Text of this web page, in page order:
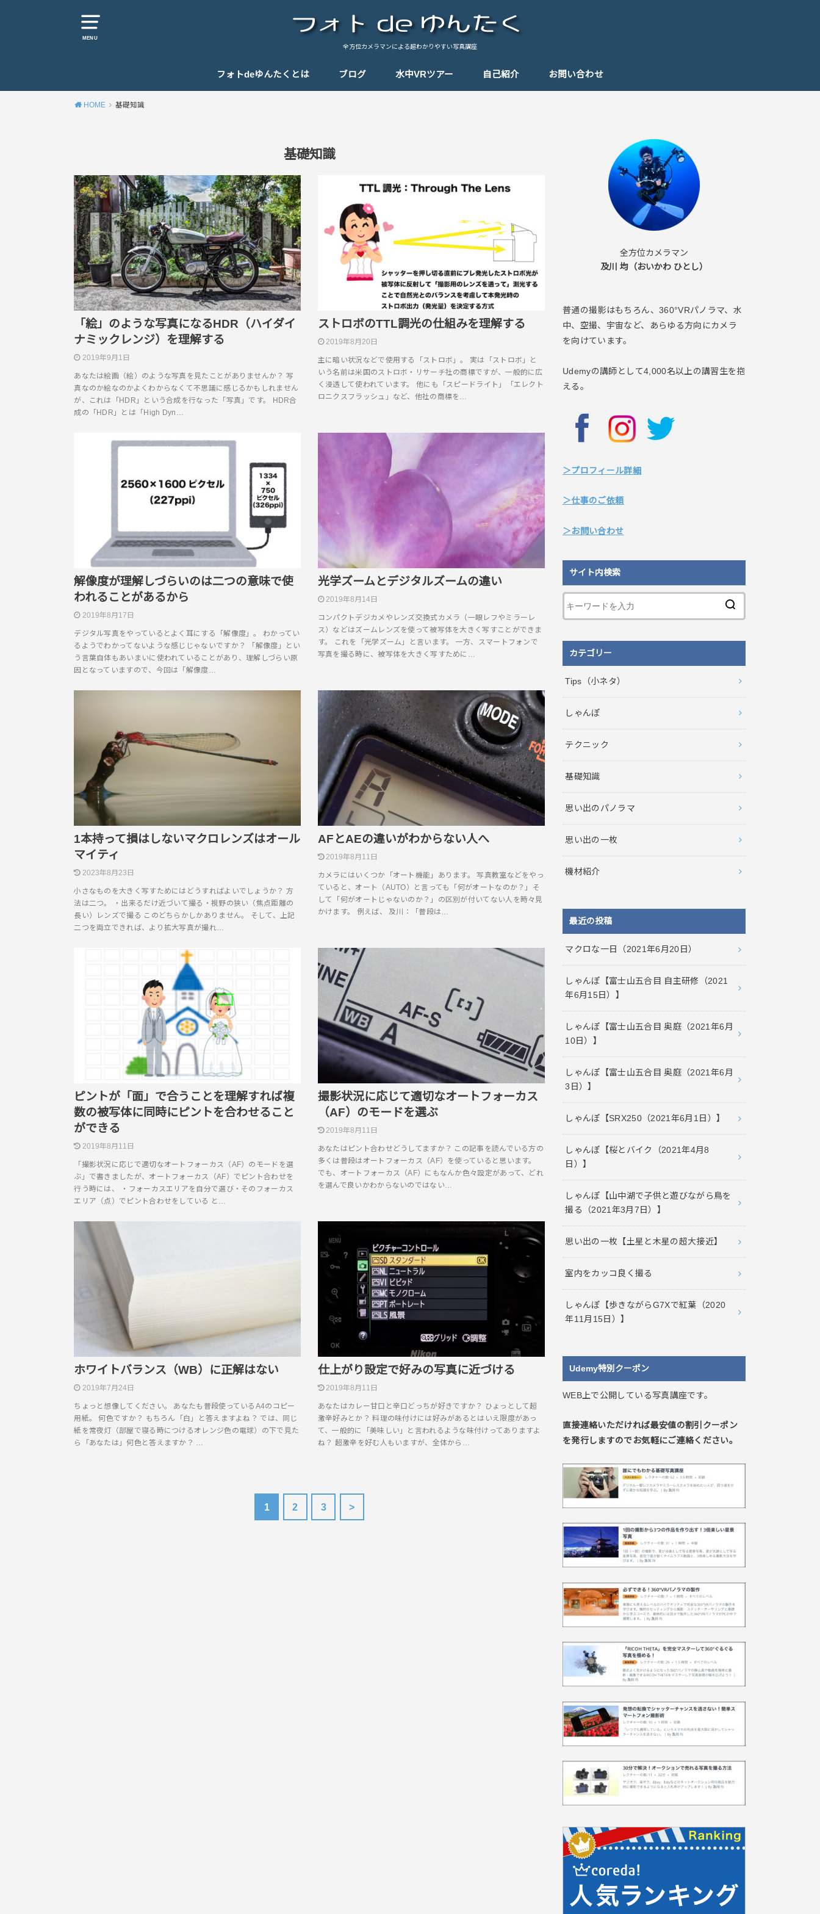
MENU
全方位カメラマンによる超わかりやすい写真講座
フォトdeゆんたくとは ブログ 水中VRツアー 自己紹介 お問い合わせ
HOME 基礎知識
基礎知識
「絵」のような写真になるHDR（ハイダイ
ナミックレンジ）を理解する
2019年9月1日
あなたは絵画（絵）のような写真を見たことがありませんか？ 写
真なのか絵なのかよくわからなくて不思議に感じるかもしれません
が、これは「HDR」という合成を行なった「写真」です。 HDR合
成の「HDR」とは「High Dyn…
ストロボのTTL調光の仕組みを理解する
2019年8月20日
主に暗い状況などで使用する「ストロボ」。 実は「ストロボ」と
いう名前は米国のストロボ・リサーチ社の商標ですが、一般的に広
く浸透して使われています。 他にも「スピードライト」「エレクト
ロニクスフラッシュ」など、他社の商標を…
解像度が理解しづらいのは二つの意味で使
われることがあるから
2019年8月17日
デジタル写真をやっているとよく耳にする「解像度」。 わかってい
るようでわかってないような感じじゃないですか？ 「解像度」とい
う言葉自体もあいまいに使われていることがあり、理解しづらい原
因となっていますので、今回は「解像度…
光学ズームとデジタルズームの違い
2019年8月14日
コンパクトデジカメやレンズ交換式カメラ（一眼レフやミラーレ
ス）などはズームレンズを使って被写体を大きく写すことができま
す。 これを「光学ズーム」と言います。 一方、スマートフォンで
写真を撮る時に、被写体を大きく写すために…
1本持って損はしないマクロレンズはオール
マイティ
2023年8月23日
小さなものを大きく写すためにはどうすればよいでしょうか？ 方
法は二つ。 ・出来るだけ近づいて撮る・視野の狭い（焦点距離の
長い）レンズで撮る このどちらかしかありません。 そして、上記
二つを両立できれば、より拡大写真が撮れ…
AFとAEの違いがわからない人へ
2019年8月11日
カメラにはいくつか「オート機能」あります。 写真教室などをやっ
ていると、オート（AUTO）と言っても「何がオートなのか？」そ
して「何がオートじゃないのか？」の区別が付いてない人を時々見
かけます。 例えば、 及川：「普段は…
ピントが「面」で合うことを理解すれば複
数の被写体に同時にピントを合わせること
ができる
2019年8月11日
「撮影状況に応じで適切なオートフォーカス（AF）のモードを選
ぶ」で書きましたが、オートフォーカス（AF）でピント合わせを
行う時には、 ・フォーカスエリアを自分で選び・そのフォーカス
エリア（点）でピント合わせをしている と…
撮影状況に応じて適切なオートフォーカス
（AF）のモードを選ぶ
2019年8月11日
あなたはピント合わせどうしてますか？ この記事を読んでいる方の
多くは普段はオートフォーカス（AF）を使っていると思います。
でも、オートフォーカス（AF）にもなんか色々設定があって、どれ
を選んで良いかわからないのではない…
ホワイトバランス（WB）に正解はない
2019年7月24日
ちょっと想像してください。 あなたも普段使っているA4のコピー
用紙。 何色ですか？ もちろん「白」と答えますよね？ では、同じ
紙を常夜灯（部屋で寝る時につけるオレンジ色の電球）の下で見た
ら「あなたは」何色と答えますか？ …
仕上がり設定で好みの写真に近づける
2019年8月11日
あなたはカレー甘口と辛口どっちが好きですか？ ひょっとして超
激辛好みとか？ 料理の味付けには好みがあるとはいえ限度があっ
て、一般的に「美味しい」と言われるような味付けってありますよ
ね？ 超激辛を好む人もいますが、全体から…
1 2 3 >
全方位カメラマン
及川 均（おいかわ ひとし）
普通の撮影はもちろん、360°VRパノラマ、水
中、空撮、宇宙など、あらゆる方向にカメラ
を向けています。
Udemyの講師として4,000名以上の講習生を抱
える。
＞プロフィール詳細
＞仕事のご依頼
＞お問い合わせ
サイト内検索
カテゴリー
Tips（小ネタ）
しゃんぽ
テクニック
基礎知識
思い出のパノラマ
思い出の一枚
機材紹介
最近の投稿
マクロな一日（2021年6月20日）
しゃんぽ【富士山五合目 自主研修（2021
年6月15日）】
しゃんぽ【富士山五合目 奥庭（2021年6月
10日）】
しゃんぽ【富士山五合目 奥庭（2021年6月
3日）】
しゃんぽ【SRX250（2021年6月1日）】
しゃんぽ【桜とバイク（2021年4月8
日）】
しゃんぽ【山中湖で子供と遊びながら鳥を
撮る（2021年3月7日）】
思い出の一枚【土星と木星の超大接近】
室内をカッコ良く撮る
しゃんぽ【歩きながらG7Xで紅葉（2020
年11月15日）】
Udemy特別クーポン
WEB上で公開している写真講座です。
直接連絡いただければ最安値の割引クーポン
を発行しますのでお気軽にご連絡ください。